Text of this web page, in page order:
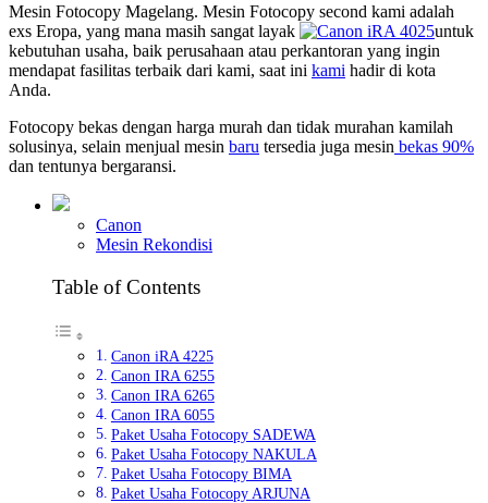
Mesin Fotocopy Magelang. Mesin Fotocopy second kami adalah
exs Eropa, yang mana masih sangat layak
untuk
kebutuhan usaha, baik perusahaan atau perkantoran yang ingin
mendapat fasilitas terbaik dari kami, saat ini kami hadir di kota
Anda.
Fotocopy bekas dengan harga murah dan tidak murahan kamilah
solusinya, selain menjual mesin baru tersedia juga mesin bekas 90%
dan tentunya bergaransi.
Canon
Mesin Rekondisi
Table of Contents
Canon iRA 4225
Canon IRA 6255
Canon IRA 6265
Canon IRA 6055
Paket Usaha Fotocopy SADEWA
Paket Usaha Fotocopy NAKULA
Paket Usaha Fotocopy BIMA
Paket Usaha Fotocopy ARJUNA